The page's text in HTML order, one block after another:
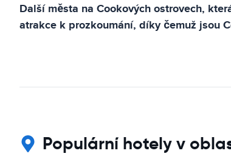
Další města na Cookových ostrovech,
atrakce k prozkoumání, díky čemuž jsou
Populární hotely v